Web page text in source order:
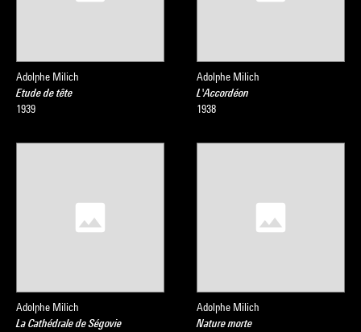
Adolphe Milich
Etude de tête
1939
Adolphe Milich
L'Accordéon
1938
Adolphe Milich
La Cathédrale de Ségovie
Adolphe Milich
Nature morte